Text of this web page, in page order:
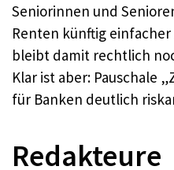
Seniorinnen und
Renten künftig
bleibt damit rechtlich
Klar ist aber: Pauschale
für Banken deutlich
Redakteure